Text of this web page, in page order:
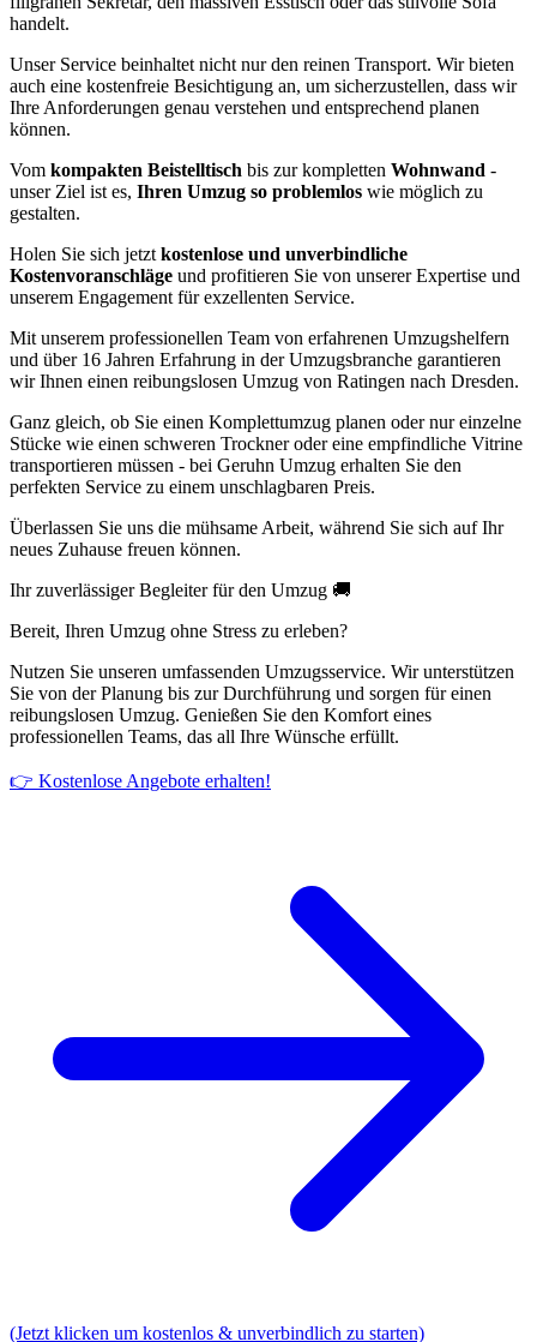
handelt.
Unser Service beinhaltet nicht nur den reinen Transport. Wir bieten
auch eine kostenfreie Besichtigung an, um sicherzustellen, dass wir
Ihre Anforderungen genau verstehen und entsprechend planen
können.
Vom kompakten Beistelltisch bis zur kompletten Wohnwand -
unser Ziel ist es, Ihren Umzug so problemlos wie möglich zu
gestalten.
Holen Sie sich jetzt kostenlose und unverbindliche
Kostenvoranschläge und profitieren Sie von unserer Expertise und
unserem Engagement für exzellenten Service.
Mit unserem professionellen Team von erfahrenen Umzugshelfern
und über 16 Jahren Erfahrung in der Umzugsbranche garantieren
wir Ihnen einen reibungslosen Umzug von Ratingen nach Dresden.
Ganz gleich, ob Sie einen Komplettumzug planen oder nur einzelne
Stücke wie einen schweren Trockner oder eine empfindliche Vitrine
transportieren müssen - bei Geruhn Umzug erhalten Sie den
perfekten Service zu einem unschlagbaren Preis.
Überlassen Sie uns die mühsame Arbeit, während Sie sich auf Ihr
neues Zuhause freuen können.
Ihr zuverlässiger Begleiter für den Umzug 🚚
Bereit, Ihren Umzug ohne Stress zu erleben?
Nutzen Sie unseren umfassenden Umzugsservice. Wir unterstützen
Sie von der Planung bis zur Durchführung und sorgen für einen
reibungslosen Umzug. Genießen Sie den Komfort eines
professionellen Teams, das all Ihre Wünsche erfüllt.
👉 Kostenlose Angebote erhalten!
(Jetzt klicken um kostenlos & unverbindlich zu starten)